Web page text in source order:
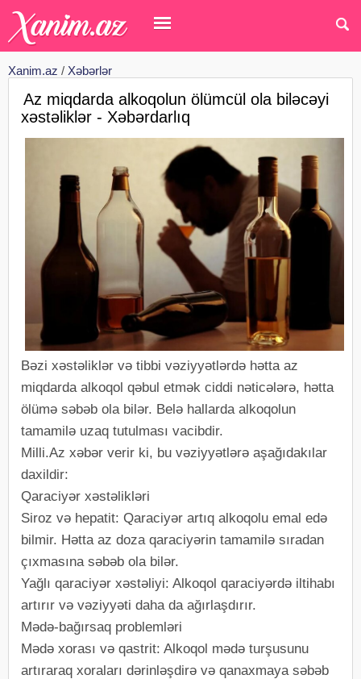
Xanim.az / Xəbərlər
Az miqdarda alkoqolun ölümcül ola biləcəyi
xəstəliklər - Xəbərdarlıq
Bəzi xəstəliklər və tibbi vəziyyətlərdə hətta az
miqdarda alkoqol qəbul etmək ciddi nəticələrə, hətta
ölümə səbəb ola bilər. Belə hallarda alkoqolun
tamamilə uzaq tutulması vacibdir.
Milli.Az xəbər verir ki, bu vəziyyətlərə aşağıdakılar
daxildir:
Qaraciyər xəstəlikləri
Siroz və hepatit: Qaraciyər artıq alkoqolu emal edə
bilmir. Hətta az doza qaraciyərin tamamilə sıradan
çıxmasına səbəb ola bilər.
Yağlı qaraciyər xəstəliyi: Alkoqol qaraciyərdə iltihabı
artırır və vəziyyəti daha da ağırlaşdırır.
Mədə-bağırsaq problemləri
Mədə xorası və qastrit: Alkoqol mədə turşusunu
artıraraq xoraları dərinləşdirə və qanaxmaya səbəb